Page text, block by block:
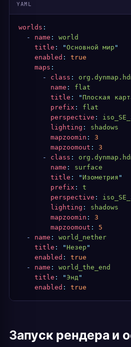
YAML
worlds :
  -
name :
world
    title
: "Основной мир "
    enabled
:
true
    maps
:
      -
class :
        name
:
flat
        title
: "Плоская
        prefix
:
flat
        perspective
:
        lighting
:
shadows
        mapzoomin
:
3
        mapzoomout
:
3
      -
class :
        name
:
surface
        title
: "Изометрия "
        prefix
:
t
        perspective
:
        lighting
:
shadows
        mapzoomin
:
3
        mapzoomout
:
5
  -
name :
world_nether
    title
: "Незер "
    enabled
:
true
  -
name :
world_the_end
    title
: " Энд"
    enabled
: true
Запуск рендера и